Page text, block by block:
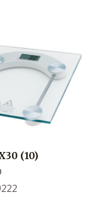
(10)
El
precio
actual
₡3,000